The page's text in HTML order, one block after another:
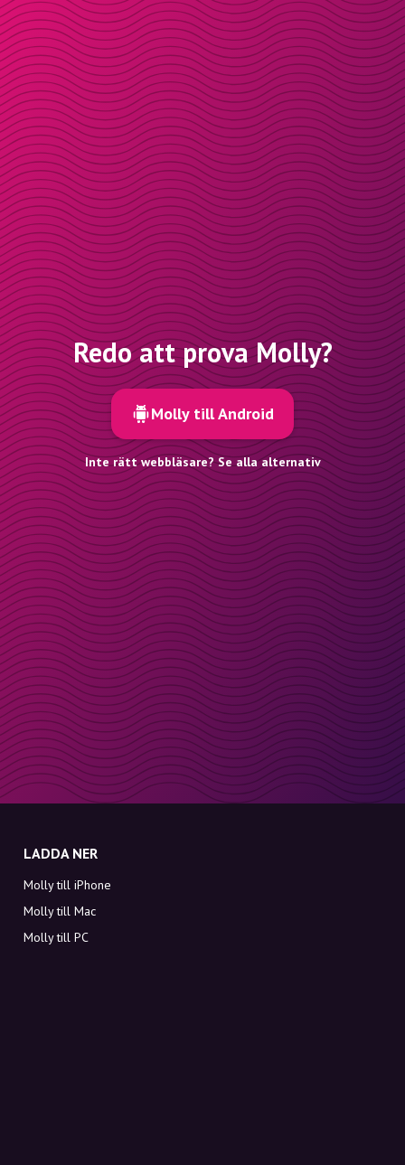
Redo att prova Molly?
Molly till Android
Inte rätt webbläsare? Se alla alternativ
LADDA NER
Molly till iPhone
Molly till Mac
Molly till PC